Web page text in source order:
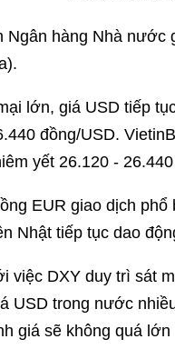
Ngân hàng Nhà
lớn, giá USD tiếp
đồng/USD.
yết 26.120 -
EUR giao dịch
Nhật tiếp tục dao
việc DXY duy trì sát
USD trong nước
giá sẽ không quá